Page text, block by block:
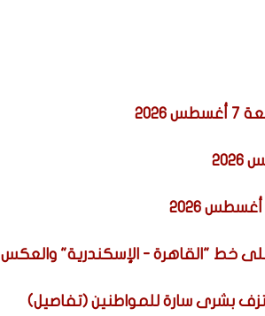
خط "القاهرة - الإسكندرية" والعكس
تزف بشرى سارة للمواطنين (تفاصيل)